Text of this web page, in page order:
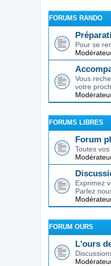
FORUMS RANDO
Pour se
Vous
votre
FORUMS LIBRES
Forum
Toutes
Exprimez
Parlez
FORUM OURS
L'ours